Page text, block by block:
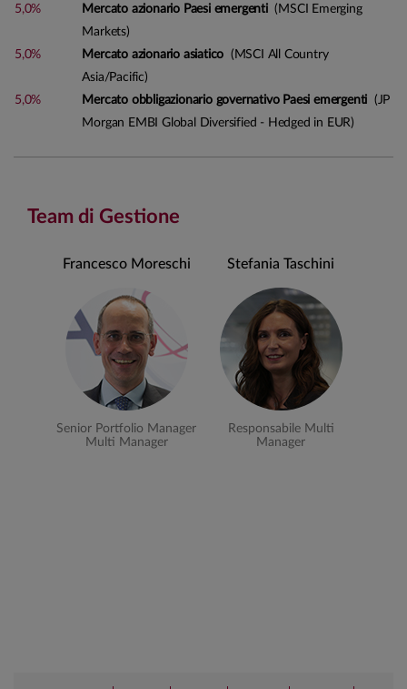
5,0% Mercato azionario Paesi emergenti(MSCI Emerging
Markets)
5,0%
Mercato azionario asiatico (MSCI All Country
Asia/Pacific)
5,0%
Mercato obbligazionario governativo Paesi emergenti (JP
Morgan EMBI Global Diversified - Hedged in EUR)
Team di Gestione
Francesco Moreschi
Senior Portfolio Manager
Multi Manager
Stefania Taschini
Responsabile Multi
Manager